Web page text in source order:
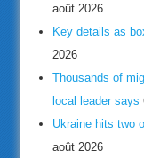
août 2026
Key details as
2026
Thousands of
local leader says
Ukraine hits two
août 2026